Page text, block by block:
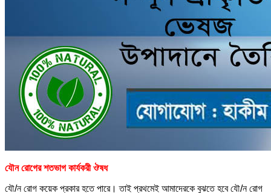
যৌন রোগের শতভাগ কার্যকরী ঔষধ
যৌ/ন রোগ কয়েক প্রকার হতে পারে। তাই প্রথমেই আমাদেরকে বুঝতে হবে যৌ/ন রোগ